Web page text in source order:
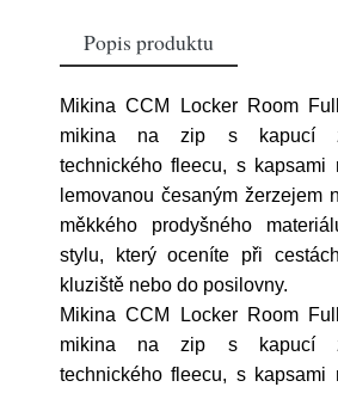
Popis produktu
Mikina CCM Locker Room
mikina na zip s kapucí
technického fleecu, s
lemovanou česaným žerzejem
měkkého prodyšného
stylu, který oceníte při
kluziště nebo do posilovny.
Mikina CCM Locker Room
mikina na zip s kapucí
technického fleecu, s